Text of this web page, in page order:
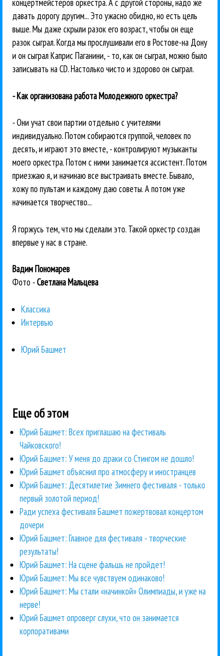
концертмейстеров оркестра. А с другой стороны, надо же
давать дорогу другим... Это ужасно обидно, но есть цель
выше. Мы даже скрыли разок его возраст, чтобы он еще
разок сыграл. Когда мы прослушивали его в Ростове-на Дону
и он сыграл Каприс Паганини, - то, как он сыграл, можно было
записывать на CD. Настолько чисто и здорово он сыграл.
- Как организована работа Молодежного оркестра?
- Они учат свои партии отдельно с учителями
индивидуально. Потом собираются группой, человек по
десять, и играют это вместе, - контролируют музыканты
моего оркестра. Потом с ними занимается ассистент. Потом
приезжаю я, и начинаю все выстраивать вместе. Бывало,
хожу по пультам и каждому даю советы. А потом уже
начинается творчество...
Я горжусь тем, что мы сделали это. Такой оркестр создан
впервые у нас в стране.
Вадим Пономарев
Фото -Светлана Мальцева
Классика
Интервью
Юрий Башмет
Еще об этом
Юрий Башмет: Всех приглашаю на фестиваль
Чайковского!
Юрий Башмет: У меня до драки со Стингом не дошло!
Юрий Башмет объяснил про атмосферу и иностранцев
Юрий Башмет: Десятилетие Зимнего фестиваля - только
первый золотой период!
Ради успеха фестиваля Башмет пожертвовал концертом
дочери
Юрий Башмет: Главное для фестиваля - творческие
результаты!
Юрий Башмет: На сцене фальшь не пройдет!
Юрий Башмет: Мы все чувствуем одинаково!
Юрий Башмет: Мы стали «начинкой» Олимпиады, и уже на
нерве!
Юрий Башмет опроверг слухи, что он занимается
корпоративами